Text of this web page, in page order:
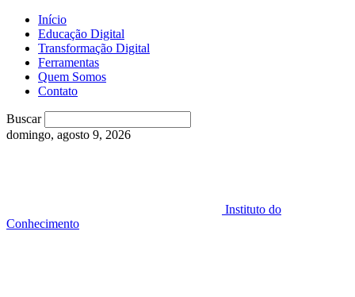
Início
Educação Digital
Transformação Digital
Ferramentas
Quem Somos
Contato
Buscar
domingo, agosto 9, 2026
Instituto do
Conhecimento